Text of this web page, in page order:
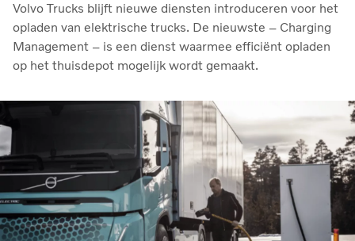
Volvo Trucks blijft nieuwe diensten introduceren voor het
opladen van elektrische trucks. De nieuwste – Charging
Management – is een dienst waarmee efficiënt opladen
op het thuisdepot mogelijk wordt gemaakt.